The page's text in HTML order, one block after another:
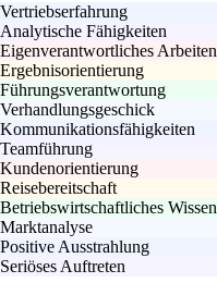
Vertriebserfahrung
Analytische Fähigkeiten
Eigenverantwortliches Arbeiten
Ergebnisorientierung
Führungsverantwortung
Verhandlungsgeschick
Kommunikationsfähigkeiten
Teamführung
Kundenorientierung
Reisebereitschaft
Betriebswirtschaftliches Wissen
Marktanalyse
Positive Ausstrahlung
Seriöses Auftreten